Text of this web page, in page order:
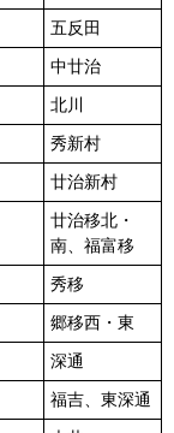
五反田
中廿治
北川
秀新村
廿治新村
廿治移北・
南、福富移
秀移
郷移西・東
深通
福吉、東深通